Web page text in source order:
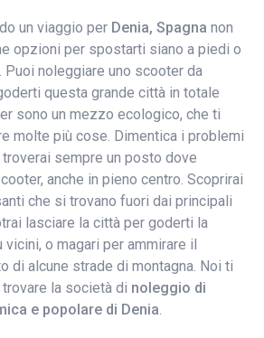
un viaggio per Denia, Spagna non
opzioni per spostarti siano a piedi o
noleggiare uno scooter da
questa grande città in totale
sono un mezzo ecologico, che ti
molte più cose. Dimentica i problemi
sempre un posto dove
anche in pieno centro. Scoprirai
che si trovano fuori dai principali
lasciare la città per goderti la
o magari per ammirare il
di alcune strade di montagna. Noi ti
la società di noleggio di
e popolare di Denia.